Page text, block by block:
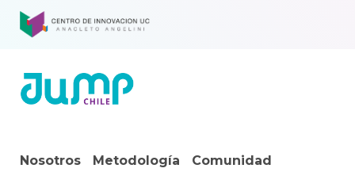
Nosotros Metodología Comunidad